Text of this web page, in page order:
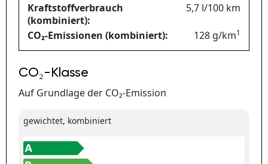
Kraftstoffverbrauch
(kombiniert):
5,7 l/100 km
CO₂-Emissionen (kombiniert): 128 g/km1
CO₂-Klasse
Auf Grundlage der CO₂-Emission
gewichtet, kombiniert